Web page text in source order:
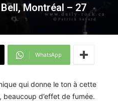
Bell, Montréal – 27
WhatsApp
qui donne le ton à cette
d’effet de fumée.